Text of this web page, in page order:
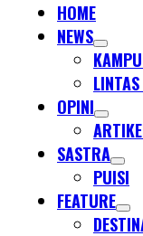
HOME
NEWS
OPINI
SASTRA
PUISI
FEATURE